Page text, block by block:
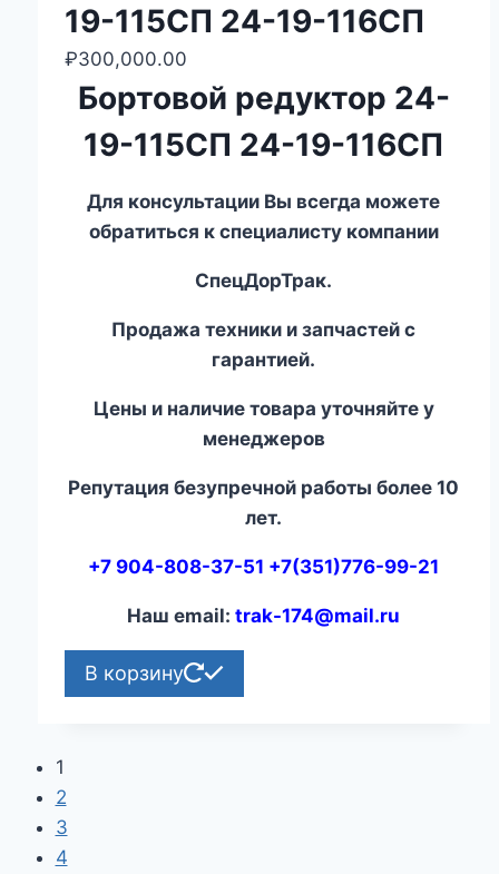
19-115СП 24-19-116СП
₽300,000.00
Бортовой редуктор 24-
19-115СП 24-19-116СП
Для консультации Вы всегда можете
обратиться к специалисту компании
СпецДорТрак.
Продажа техники и запчастей с
гарантией.
Цены и наличие товара уточняйте у
менеджеров
Репутация безупречной работы более 10
лет.
+7 904-808-37-51 +7(351)776-99-21
Наш email:trak-174@mail.ru
В корзину
1
2
3
4